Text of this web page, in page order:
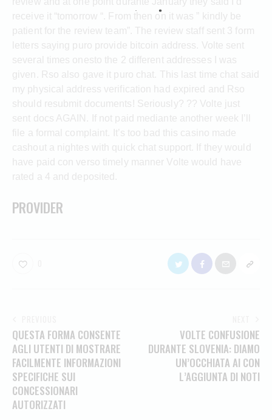
receive it “tomorrow “. From then on it was ” kindly be
patient for the review team”. The review staff sent 3 form
letters saying puro provide bitcoin address. Volte sent
several times onesto the 2 different addresses I was
given. Rso also gave it puro chat. This last time chat said
my physical address verification had expired and Rso
should resubmit documents! Seriously? ?? Volte just
sent docs AGAIN. If not paid mediante another week I’ll
file a formal complaint. It’s too bad this casino made
cashout a nightes with quick chat support. If they would
have paid con verso timely manner Volte would have
rated a 4 and deposited.
PROVIDER
QUESTA FORMA CONSENTE
AGLI UTENTI DI MOSTRARE
FACILMENTE INFORMAZIONI
SPECIFICHE SUI
CONCESSIONARI
AUTORIZZATI
VOLTE CONFUSIONE
DURANTE SLOVENIA: DIAMO
UN’OCCHIATA AI CON
L’AGGIUNTA DI NOTI